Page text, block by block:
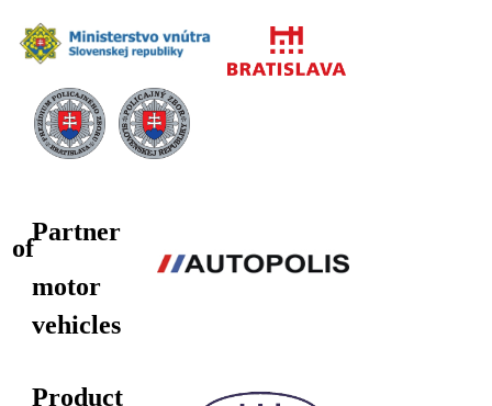
Partner
of
motor
vehicles
Product